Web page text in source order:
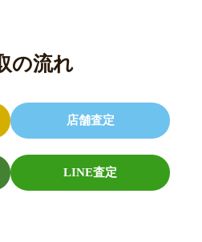
の流れ
店舗査定
LINE査定